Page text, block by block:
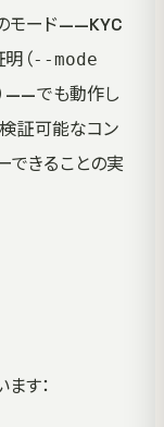
モード——KYC
（--mode
——でも動作し
検証可能なコン
できることの実
す：